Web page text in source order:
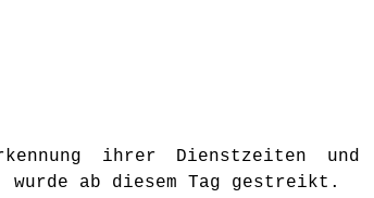
ihrer Dienstzeiten und
ab diesem Tag gestreikt.